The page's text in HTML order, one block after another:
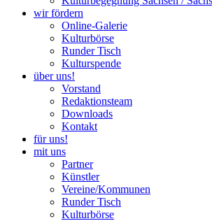
wir fördern
Online-Galerie
Kulturbörse
Runder Tisch
Kulturspende
über uns!
Vorstand
Redaktionsteam
Downloads
Kontakt
für uns!
mit uns
Partner
Künstler
Vereine/Kommunen
Runder Tisch
Kulturbörse